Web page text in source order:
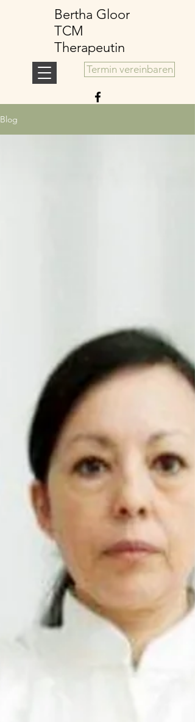
Termin vereinbaren
Bertha Gloor
TCM
Therapeutin
Blog